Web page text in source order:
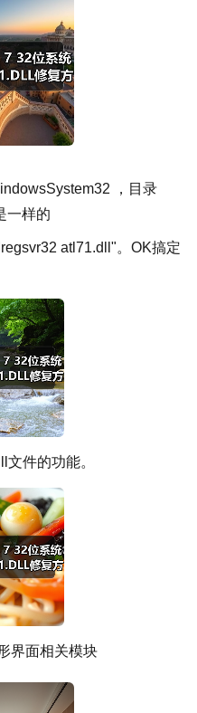
，目录
一样的
atl71.dll"。OK搞定
件的功能。
界面相关模块